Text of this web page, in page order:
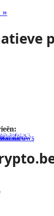
»
nieuws
nieuws
nieuws
nieuws